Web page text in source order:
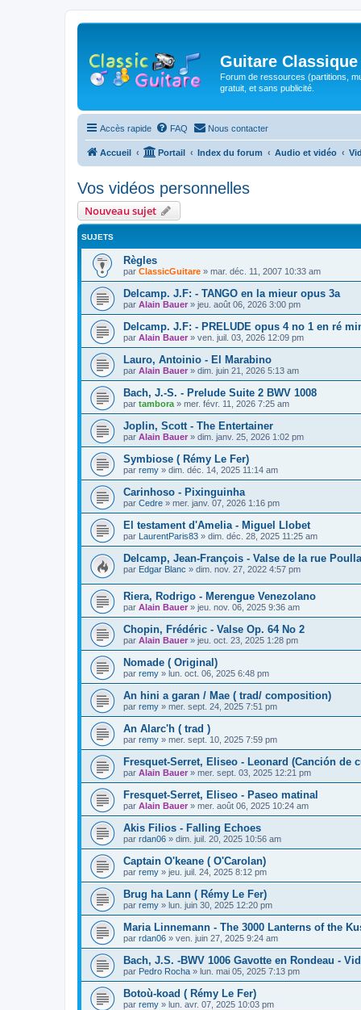
Guitare Classique
Forum de ressources (partitions,
gratuit, et sans publicité.
Accès rapide FAQ Nous contacter
Accueil Portail Index du forum Audio et vidéo
Vos vidéos personnelles
Nouveau sujet
SUJETS
Règles
par ClassicGuitare » mar. déc. 11, 2007 10:33 am
Delcamp. J.F: - TANGO en la mieur opus 3a
par Alain Bauer » jeu. août 06, 2026 3:00 pm
Delcamp. J.F: - PRELUDE opus 4 no 1 en ré
par Alain Bauer » ven. juil. 03, 2026 12:09 pm
Lauro, Antoinio - El Marabino
par Alain Bauer » dim. juin 21, 2026 5:13 am
Bach, J.-S. - Prelude Suite 2 BWV 1008
par tambora » mer. févr. 11, 2026 7:25 am
Joplin, Scott - The Entertainer
par Alain Bauer » dim. janv. 25, 2026 1:02 pm
Symbiose ( Rémy Le Fer)
par remy » dim. déc. 14, 2025 11:14 am
Carinhoso - Pixinguinha
par Cedre » mer. janv. 07, 2026 1:16 pm
El testament d'Amelia - Miguel Llobet
par LaurentParis83 » dim. déc. 28, 2025 11:25 am
Delcamp, Jean-François - Valse de la rue
par Edgar Blanc » dim. nov. 27, 2022 4:57 pm
Riera, Rodrigo - Merengue Venezolano
par Alain Bauer » jeu. nov. 06, 2025 9:36 am
Chopin, Frédéric - Valse Op. 64 No 2
par Alain Bauer » jeu. oct. 23, 2025 1:28 pm
Nomade ( Original)
par remy » lun. oct. 06, 2025 6:48 pm
An hini a garan / Mae ( trad/ composition)
par remy » mer. sept. 24, 2025 7:51 pm
An Alarc'h ( trad )
par remy » mer. sept. 10, 2025 7:59 pm
Fresquet-Serret, Eliseo - Leonard (Canción de
par Alain Bauer » mer. sept. 03, 2025 12:21 pm
Fresquet-Serret, Eliseo - Paseo matinal
par Alain Bauer » mer. août 06, 2025 10:24 am
Akis Filios - Falling Echoes
par rdan06 » dim. juil. 20, 2025 10:56 am
Captain O'keane ( O'Carolan)
par remy » jeu. juil. 24, 2025 8:12 pm
Brug ha Lann ( Rémy Le Fer)
par remy » lun. juin 30, 2025 12:20 pm
Maria Linnemann - The 3000 Lanterns of the
par rdan06 » ven. juin 27, 2025 9:24 am
Bach, J.S. -BWV 1006 Gavotte en Rondeau -
par Pedro Rocha » lun. mai 05, 2025 7:13 pm
Botoù-koad ( Rémy Le Fer)
par remy » lun. avr. 07, 2025 10:03 pm